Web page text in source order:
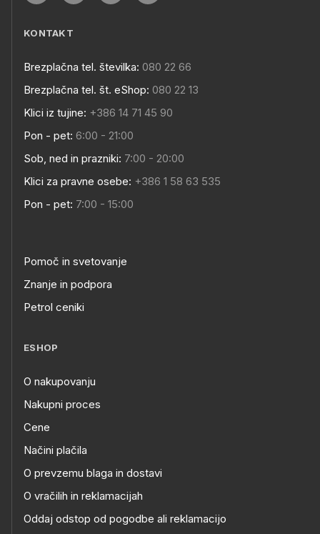
KONTAKT
Brezplačna tel. številka: 080 22 66
Brezplačna tel. št. eShop: 080 22 13
Klici iz tujine: +386 14 71 45 90
Pon - pet: 6:00 - 21:00
Sob, ned in prazniki: 7:00 - 20:00
Klici za pravne osebe: +386 1 58 63 535
Pon - pet: 7:00 - 15:00
Pomoč in svetovanje
Znanje in podpora
Petrol ceniki
ESHOP
O nakupovanju
Nakupni proces
Cene
Načini plačila
O prevzemu blaga in dostavi
O vračilih in reklamacijah
Oddaj odstop od pogodbe ali reklamacijo